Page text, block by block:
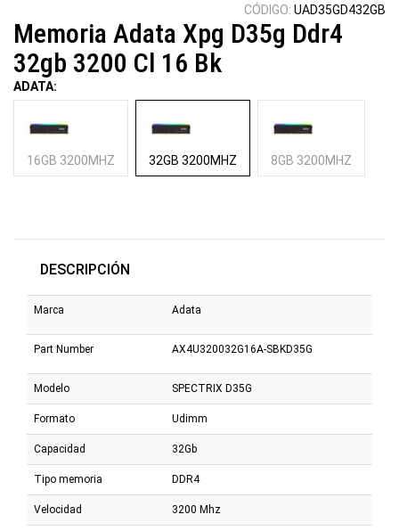
CÓDIGO: UAD35GD432GB
Memoria Adata Xpg D35g Ddr4
32gb 3200 Cl 16 Bk
ADATA:
16GB 3200MHZ 32GB 3200MHZ 8GB 3200MHZ
DESCRIPCIÓN
Marca Adata
Part Number AX4U320032G16A-SBKD35G
Modelo SPECTRIX D35G
Formato Udimm
Capacidad 32Gb
Tipo memoria DDR4
Velocidad 3200 Mhz